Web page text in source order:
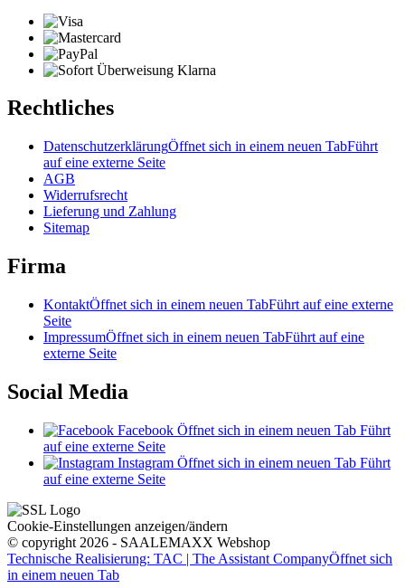
Rechtliches
DatenschutzerklärungÖffnet sich in einem neuen TabFührt
auf eine externe Seite
AGB
Widerrufsrecht
Lieferung und Zahlung
Sitemap
Firma
KontaktÖffnet sich in einem neuen TabFührt auf eine externe
Seite
ImpressumÖffnet sich in einem neuen TabFührt auf eine
externe Seite
Social Media
Facebook Öffnet sich in einem neuen Tab Führt
auf eine externe Seite
Instagram Öffnet sich in einem neuen Tab Führt
auf eine externe Seite
Cookie-Einstellungen anzeigen/ändern
© copyright 2026 - SAALEMAXX Webshop
Technische Realisierung: TAC | The Assistant CompanyÖffnet sich
in einem neuen Tab